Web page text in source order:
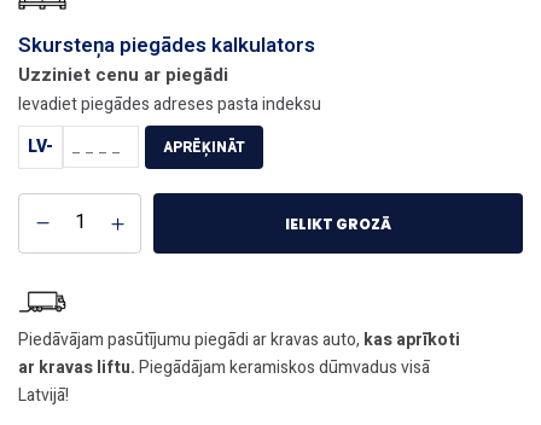
Skursteņa piegādes kalkulators
Uzziniet cenu ar piegādi
Ievadiet piegādes adreses pasta indeksu
LV-
APRĒĶINĀT
IELIKT GROZĀ
Piedāvājam pasūtījumu piegādi ar kravas auto, kas aprīkoti
ar kravas liftu.Piegādājam keramiskos dūmvadus visā
Latvijā!